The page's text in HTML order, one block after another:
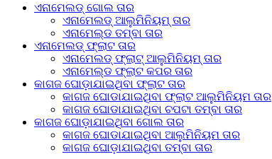
ଏନାମେଲଡ୍ ଗୋଲ ତାର
ଏନାମେଲଡ୍ ଆଲୁମିନିୟମ୍ ତାର
ଏନାମେଲ୍ଡ ତମ୍ବା ତାର
ଏନାମେଲଡ୍ ଫ୍ଲାଟ ତାର
ଏନାମେଲଡ୍ ଫ୍ଲାଟ୍ ଆଲୁମିନିୟମ୍ ତାର
ଏନାମେଲ୍ଡ ଫ୍ଲାଟ କପର ତାର
କାଗଜ ଘୋଡ଼ାଯାଇଥିବା ଫ୍ଲାଟ ତାର
କାଗଜ ଘୋଡାଯାଇଥିବା ଫ୍ଲାଟ ଆଲୁମିନିୟମ ତାର
କାଗଜ ଘୋଡାଯାଇଥିବା ଚପଟା ତମ୍ବା ତାର
କାଗଜ ଘୋଡ଼ାଯାଇଥିବା ଗୋଲ ତାର
କାଗଜ ଘୋଡାଯାଇଥିବା ଆଲୁମିନିୟମ ତାର
କାଗଜ ଘୋଡ଼ାଯାଇଥିବା ତମ୍ବା ତାର